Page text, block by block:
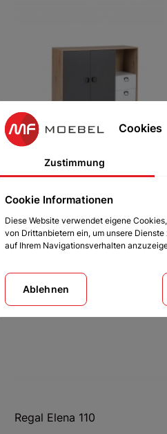
Kommode Elena 2D2SZ 120
Regal Elena 110
Cookies
Zustimmung
Cookie Informationen
Diese Website verwendet eigene
von Drittanbietern ein, um unsere
auf Ihrem Navigationsverhalten
Ablehnen